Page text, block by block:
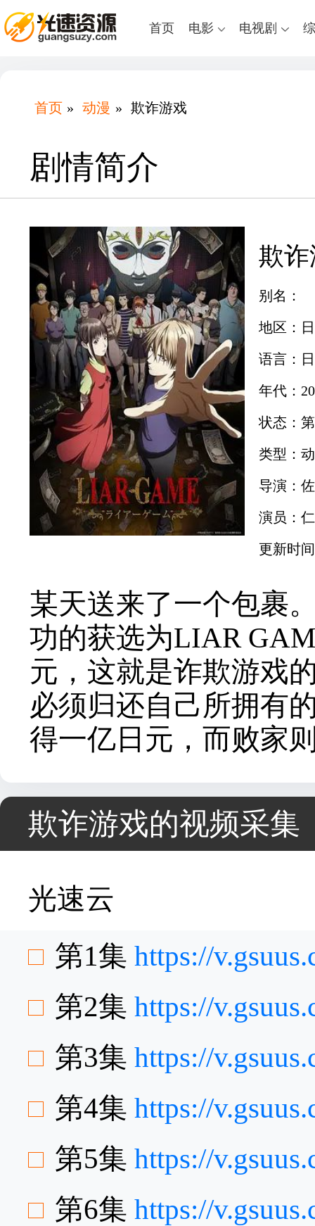
首页 电影 电视剧
首页 » 动漫 » 欺诈游戏
剧情简介
欺
别名：
地区：
语言：
年代：
状态：
类型：
导演：
演员：
更新时
某天送来了一个包裹
功的获选为LIAR
元，这就是诈欺游戏
必须归还自己所拥有
得一亿日元，而败
欺诈游戏的视频采集
光速云
第1集 https://
第2集 https://
第3集 https://
第4集 https://
第5集 https://
第6集 https://